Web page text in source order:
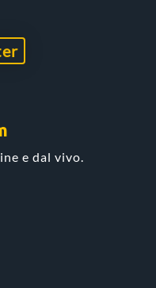
e dal vivo.